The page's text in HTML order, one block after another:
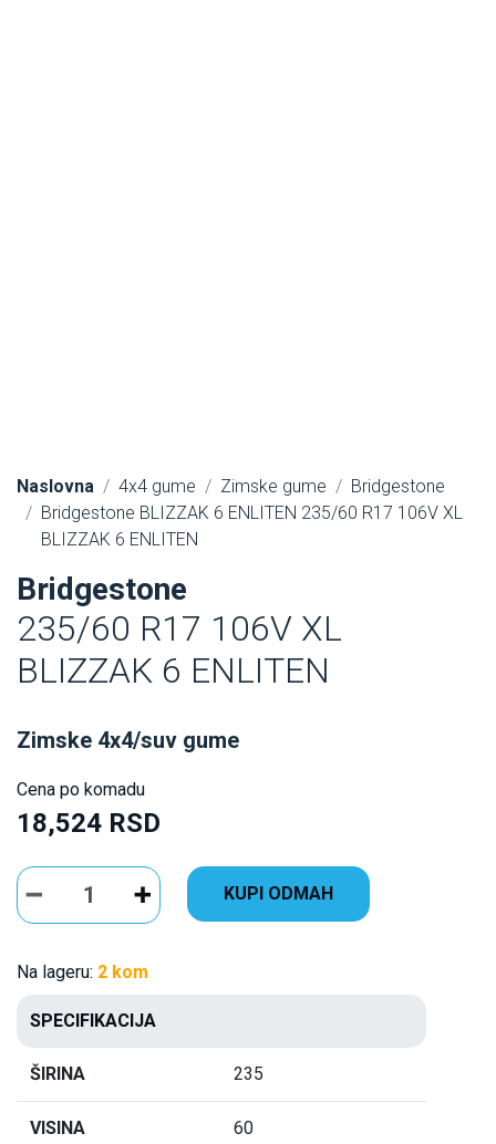
Naslovna 4x4 gume Zimske gume
Bridgestone
Bridgestone BLIZZAK 6 ENLITEN 235/60 R17 106V XL
BLIZZAK 6 ENLITEN
Bridgestone
235/60 R17 106V XL
BLIZZAK 6 ENLITEN
Zimske 4x4/suv gume
Cena po komadu
18,524 RSD
KUPI ODMAH
Na lageru: 2 kom
SPECIFIKACIJA
ŠIRINA 235
VISINA 60